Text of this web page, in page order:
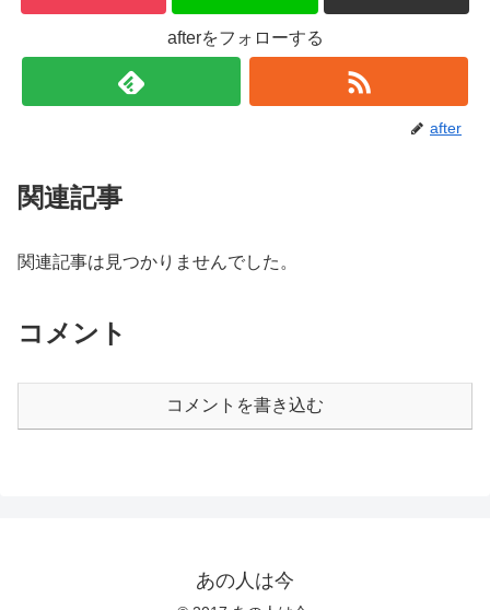
afterをフォローする
after
関連記事
関連記事は見つかりませんでした。
コメント
コメントを書き込む
あの人は今